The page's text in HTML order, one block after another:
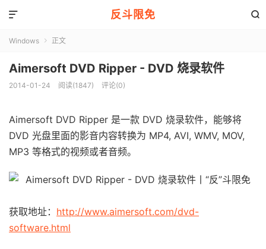
反斗限免 

Windows  正文
Aimersoft DVD Ripper - DVD 烧录软件
2014-01-24 阅读(1847) 评论(0)
Aimersoft DVD Ripper 是一款 DVD 烧录软件，能够将
DVD 光盘里面的影音内容转换为 MP4, AVI, WMV, MOV,
MP3 等格式的视频或者音频。
获取地址： http://www.aimersoft.com/dvd-
software.html